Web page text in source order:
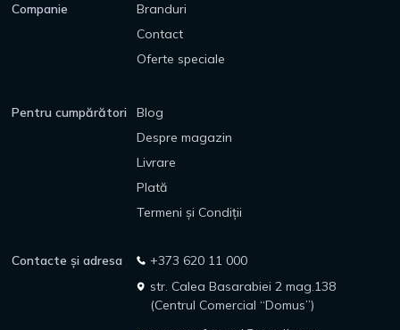
Companie
Branduri
Contact
Oferte speciale
Pentru cumpărători
Blog
Despre magazin
Livrare
Plată
Termeni și Condiții
Contacte și adresa
+373 620 11 000
str. Calea Basarabiei 2 mag.138
(Centrul Comercial “Domus”)